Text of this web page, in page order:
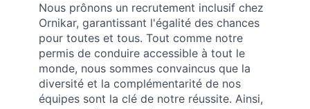
Nous prônons un recrutement inclusif chez
Ornikar, garantissant l'égalité des chances
pour toutes et tous. Tout comme notre
permis de conduire accessible à tout le
monde, nous sommes convaincus que la
diversité et la complémentarité de nos
équipes sont la clé de notre réussite. Ainsi,